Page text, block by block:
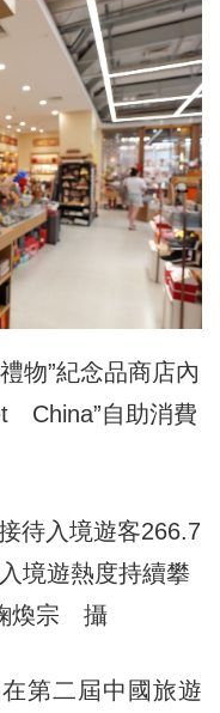
物”紀念品商店內
China”自助消費
待入境遊客266.7
境遊熱度持續攀
煥宗 攝
第二屆中國旅遊